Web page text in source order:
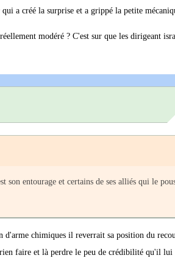
a créé la surprise et a grippé la petite
modéré ? C'est sur que les dirigeant
entourage et certains de ses alliés qui le
chimiques il reverrait sa position du
faire et là perdre le peu de crédibilité qu'il lui